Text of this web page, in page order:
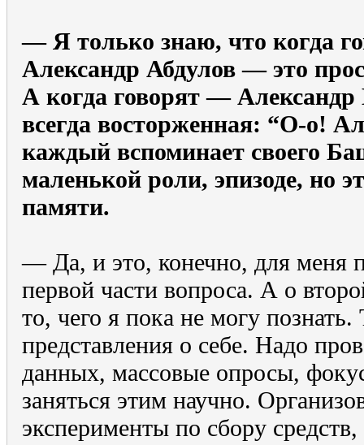
— Я только знаю, что когда
Александр Абдулов — это
А когда говорят —
всегда восторженная: “О-о!
каждый вспоминает своего
маленькой роли, эпизоде, но
памяти.
— Да, и это, конечно, для меня
первой части вопроса. А о
то, чего я пока не могу познать.
представления о себе. Надо
данных, массовые опросы,
заняться этим научно.
эксперименты по сбору средств,